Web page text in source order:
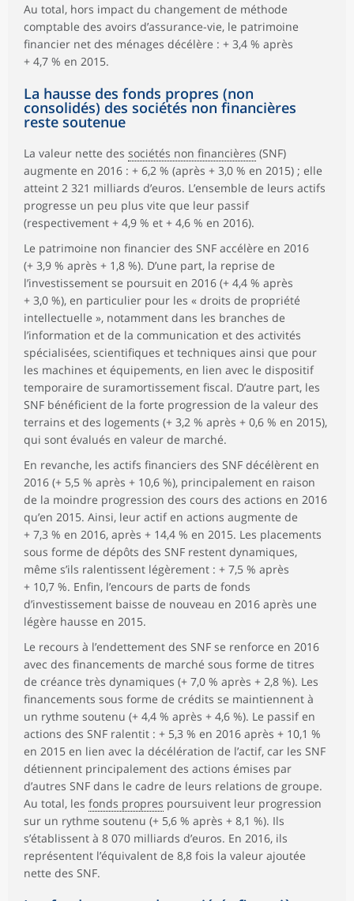
Au total, hors impact du changement de méthode
comptable des avoirs d’assurance-vie, le patrimoine
financier net des ménages décélère : + 3,4 % après
+ 4,7 % en 2015.
La hausse des fonds propres (non
consolidés) des sociétés non financières
reste soutenue
La valeur nette des sociétés non financières (SNF)
augmente en 2016 : + 6,2 % (après + 3,0 % en 2015) ; elle
atteint 2 321 milliards d’euros. L’ensemble de leurs actifs
progresse un peu plus vite que leur passif
(respectivement + 4,9 % et + 4,6 % en 2016).
Le patrimoine non financier des SNF accélère en 2016
(+ 3,9 % après + 1,8 %). D’une part, la reprise de
l’investissement se poursuit en 2016 (+ 4,4 % après
+ 3,0 %), en particulier pour les « droits de propriété
intellectuelle », notamment dans les branches de
l’information et de la communication et des activités
spécialisées, scientifiques et techniques ainsi que pour
les machines et équipements, en lien avec le dispositif
temporaire de suramortissement fiscal. D’autre part, les
SNF bénéficient de la forte progression de la valeur des
terrains et des logements (+ 3,2 % après + 0,6 % en 2015),
qui sont évalués en valeur de marché.
En revanche, les actifs financiers des SNF décélèrent en
2016 (+ 5,5 % après + 10,6 %), principalement en raison
de la moindre progression des cours des actions en 2016
qu’en 2015. Ainsi, leur actif en actions augmente de
+ 7,3 % en 2016, après + 14,4 % en 2015. Les placements
sous forme de dépôts des SNF restent dynamiques,
même s’ils ralentissent légèrement : + 7,5 % après
+ 10,7 %. Enfin, l’encours de parts de fonds
d’investissement baisse de nouveau en 2016 après une
légère hausse en 2015.
Le recours à l’endettement des SNF se renforce en 2016
avec des financements de marché sous forme de titres
de créance très dynamiques (+ 7,0 % après + 2,8 %). Les
financements sous forme de crédits se maintiennent à
un rythme soutenu (+ 4,4 % après + 4,6 %). Le passif en
actions des SNF ralentit : + 5,3 % en 2016 après + 10,1 %
en 2015 en lien avec la décélération de l’actif, car les SNF
détiennent principalement des actions émises par
d’autres SNF dans le cadre de leurs relations de groupe.
Au total, les fonds propres poursuivent leur progression
sur un rythme soutenu (+ 5,6 % après + 8,1 %). Ils
s’établissent à 8 070 milliards d’euros. En 2016, ils
représentent l’équivalent de 8,8 fois la valeur ajoutée
nette des SNF.